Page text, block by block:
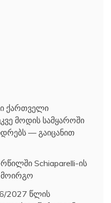
ქართველი
მოდის სამყაროში
— გაიცანით
Schiaparelli-ის
2027 წლის